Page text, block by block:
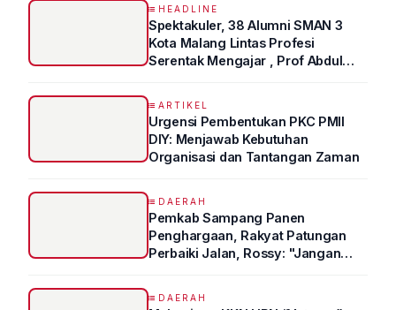
HEADLINE
Spektakuler, 38 Alumni SMAN 3
Kota Malang Lintas Profesi
Serentak Mengajar , Prof Abdul
ARTIKEL
Urgensi Pembentukan PKC PMII
DIY: Menjawab Kebutuhan
Organisasi dan Tantangan Zaman
DAERAH
Pemkab Sampang Panen
Penghargaan, Rakyat Patungan
Perbaiki Jalan, Rossy: "Jangan
DAERAH